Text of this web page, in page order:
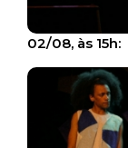
02/08, às 15h: